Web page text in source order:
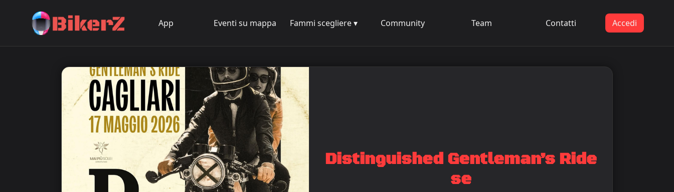
App Eventi su mappa Fammi scegliere ▾ Community Team Contatti Accedi
Distinguished Gentleman’s Ride
se